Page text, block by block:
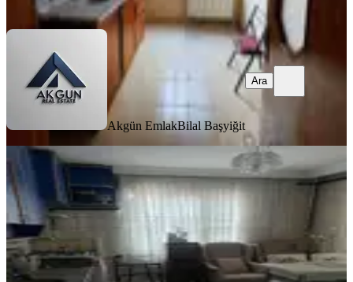
Akgün EmlakBilal Başyiğit
Ara
BALKONLU
Aysu Konut Emlaktan Kiralık 3+1
Doğalgazlımanisa Akhisar Hürriyet
Mahallesinde
Akhisar, Hürriyet Mahallesi
3+1·150 m²· 1. Kat·30.07.2026